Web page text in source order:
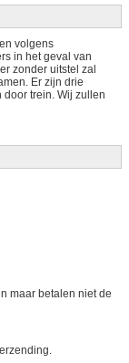
volgens
in het geval van
zonder uitstel zal
Er zijn drie
door trein. Wij zullen
maar betalen niet de